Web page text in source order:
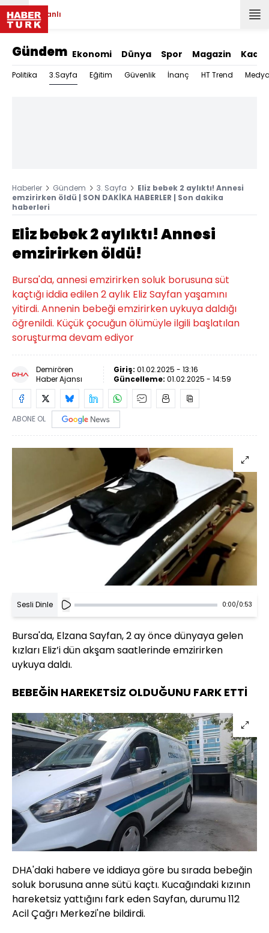
Canlı
Gündem Ekonomi Dünya Spor Magazin Kadın
Politika 3.Sayfa Eğitim Güvenlik İnanç HT Trend
Haberler Gündem 3. Sayfa
Eliz bebek 2 aylıktı! Annesi
emzirirken öldü | SON DAKİKA HABERLER | Son dakika
haberleri
Eliz bebek 2 aylıktı! Annesi
emzirirken öldü!
Bursa'da, annesi emzirirken soluk borusuna süt
kaçtığı iddia edilen 2 aylık Eliz Sayfan yaşamını
yitirdi. Annenin bebeği emzirirken uykuya daldığı
öğrenildi. Küçük çocuğun ölümüyle ilgili başlatılan
soruşturma devam ediyor
Demirören
Haber Ajansı
Giriş: 01.02.2025 - 13:16
Güncelleme: 01.02.2025 - 14:59
ABONE OL
Sesli Dinle 0:00/0:53
Bursa'da, Elzana Sayfan, 2 ay önce dünyaya gelen
kızları Eliz’i dün akşam saatlerinde emzirirken
uykuya daldı.
BEBEĞİN HAREKETSİZ OLDUĞUNU FARK ETTİ
DHA'daki habere ve iddiaya göre bu sırada bebeğin
soluk borusuna anne sütü kaçtı. Kucağındaki kızının
hareketsiz yattığını fark eden Sayfan, durumu 112
Acil Çağrı Merkezi'ne bildirdi.